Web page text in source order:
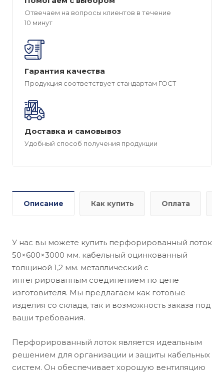
Отвечаем на вопросы клиентов в течение
10 минут
Гарантия качества
Продукция соответствует стандартам ГОСТ
Доставка и самовывоз
Удобный способ получения продукции
Описание Как купить Оплата
У нас вы можете купить перфорированный лоток
50×600×3000 мм. кабельный оцинкованный
толщиной 1,2 мм. металлический c
интегрированным соединением по цене
изготовителя. Мы предлагаем как готовые
изделия со склада, так и возможность заказа под
ваши требования.
Перфорированный лоток является идеальным
решением для организации и защиты кабельных
систем. Он обеспечивает хорошую вентиляцию